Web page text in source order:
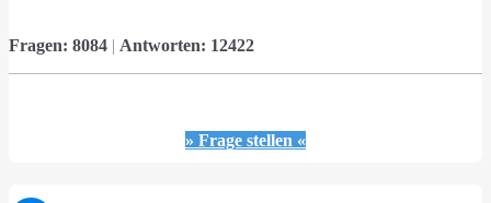
Fragen: 8084 | Antworten: 12422
» Frage stellen «